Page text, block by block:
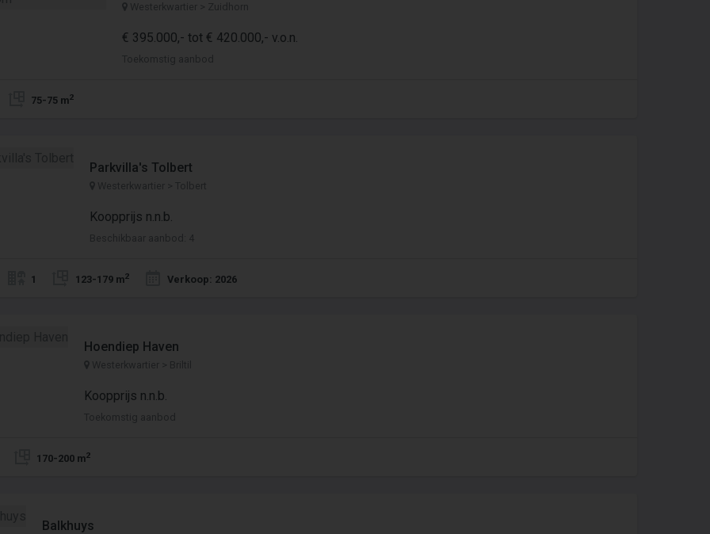
Westerkwartier > Zuidhorn
€ 395.000,- tot € 420.000,- v.o.n.
Toekomstig aanbod
75-75 m2
Parkvilla's Tolbert
Westerkwartier > Tolbert
Koopprijs n.n.b.
Beschikbaar aanbod: 4
1 123-179 m2 Verkoop: 2026
Hoendiep Haven
Westerkwartier > Briltil
Koopprijs n.n.b.
Toekomstig aanbod
170-200 m2
Balkhuys